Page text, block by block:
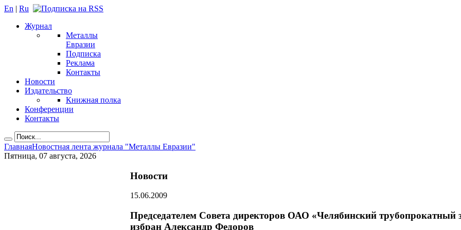
En | Ru
Журнал
Металлы
Евразии
Подписка
Реклама
Контакты
Новости
Издательство
Книжная полка
Конференции
Контакты
ГлавнаяНовостная лента журнала "Металлы Евразии"
Пятница, 07 августа, 2026
Новости
15.06.2009
Председателем Совета директоров ОАО «Челябинский трубопрокатный
избран Александр Федоров